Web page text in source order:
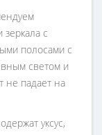
зеркала с
полосами с
светом и
не падает на
уксус,